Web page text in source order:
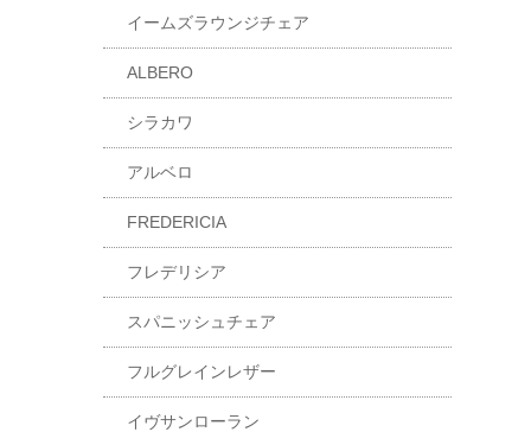
イームズラウンジチェア
ALBERO
シラカワ
アルベロ
FREDERICIA
フレデリシア
スパニッシュチェア
フルグレインレザー
イヴサンローラン